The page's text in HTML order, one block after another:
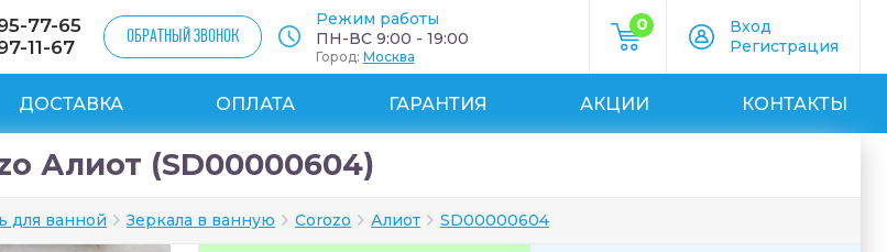
77-65
11-67
ОБРАТНЫЙ ЗВОНОК
Режим работы
ПН-ВС 9:00 - 19:00
Город: Москва
0
Вход
Регистрация
ДОСТАВКА ОПЛАТА ГАРАНТИЯ АКЦИИ КОНТАКТЫ
Алиот (SD00000604)
для ванной Зеркала в ванную Corozo Алиот SD00000604